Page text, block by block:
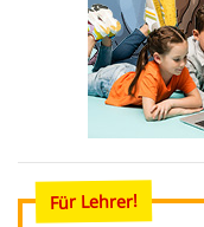
Für Lehrer!